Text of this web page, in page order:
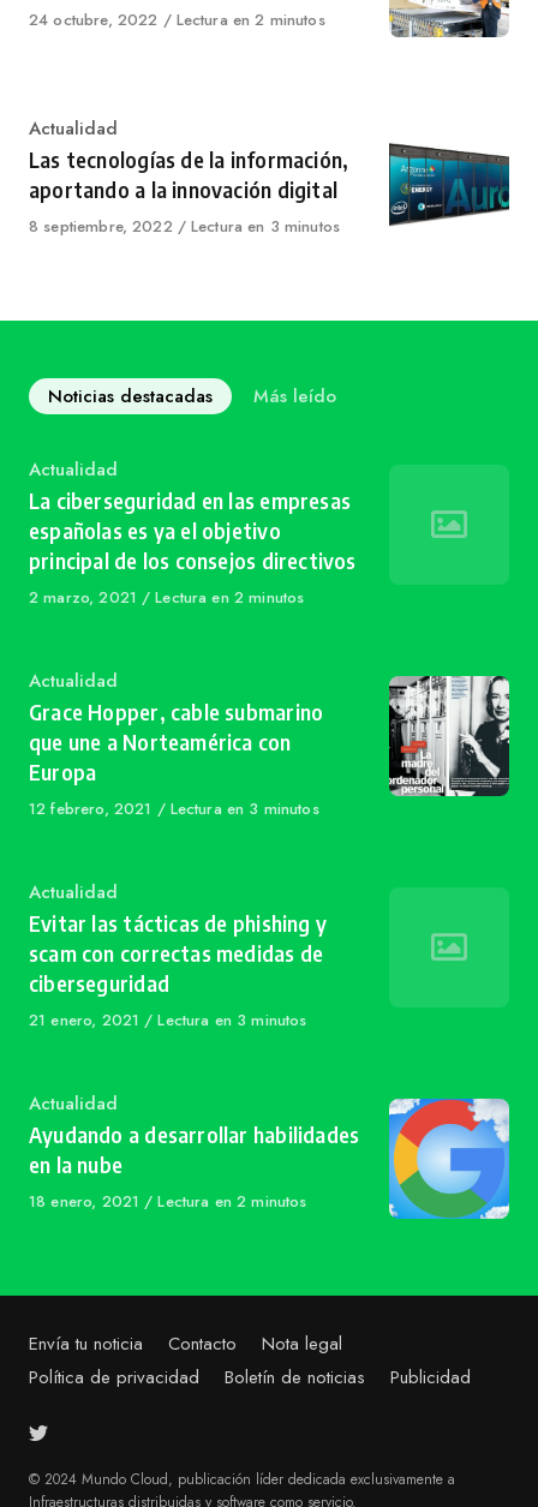
Published
24 octubre, 2022 Lectura en 2 minutos
Category
Actualidad
Las tecnologías de la información,
aportando a la innovación digital
Published
8 septiembre, 2022 Lectura en 3 minutos
Noticias destacadas Más leído
Category
Actualidad
La ciberseguridad en las empresas
españolas es ya el objetivo
principal de los consejos directivos
Published
2 marzo, 2021 Lectura en 2 minutos
Category
Actualidad
Grace Hopper, cable submarino
que une a Norteamérica con
Europa
Published
12 febrero, 2021 Lectura en 3 minutos
Category
Actualidad
Evitar las tácticas de phishing y
scam con correctas medidas de
ciberseguridad
Published
21 enero, 2021 Lectura en 3 minutos
Category
Actualidad
Ayudando a desarrollar habilidades
en la nube
Published
18 enero, 2021 Lectura en 2 minutos
Envía tu noticia Contacto
Nota legal
Política de privacidad
Boletín de noticias Publicidad
© 2024 Mundo Cloud, publicación líder dedicada exclusivamente a
Infraestructuras distribuidas y software como servicio.